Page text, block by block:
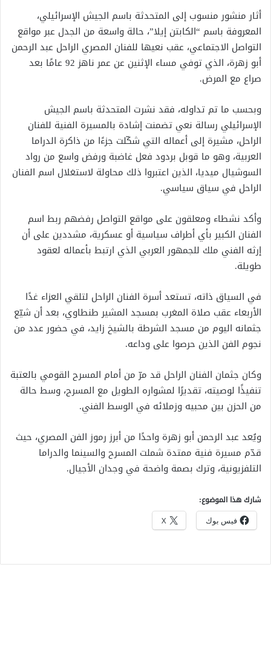
أثار منشور منسوب إلى المتحدثة باسم الجيش الإسرائيلي،
المعروفة باسم “الكابتن إيلا”، حالة واسعة من الجدل عبر مواقع
التواصل الاجتماعي، عقب نعيها للفنان المصري الراحل عبد الرحمن
أبو زهرة، الذي توفي مساء الإثنين عن عمر ناهز 92 عامًا بعد
صراع مع المرض.
وبحسب ما تم تداوله، فقد نشرت المتحدثة باسم الجيش
الإسرائيلي رسالة نعي تضمنت إشادة بالمسيرة الفنية للفنان
الراحل، مشيرة إلى أعماله التي شكّلت جزءًا من ذاكرة الدراما
العربية، وهو ما قوبل بردود فعل غاضبة ورفض واسع من رواد
السوشيال ميديا، الذين اعتبروا ذلك محاولة لاستغلال اسم الفنان
الراحل في سياق سياسي.
وأكد نشطاء ومعلقون على مواقع التواصل رفضهم ربط اسم
الفنان الكبير بأي أطراف سياسية أو عسكرية، مشددين على أن
إرثه الفني ملك للجمهور العربي الذي ارتبط بأعماله لعقود
طويلة.
في السياق ذاته، تستعد أسرة الفنان الراحل لتلقي العزاء غدًا
الأربعاء عقب صلاة المغرب بمسجد المشير طنطاوي، بعد أن شيّع
جثمانه اليوم من مسجد الشرطة بالشيخ زايد، في حضور عدد من
نجوم الفن الذين حرصوا على وداعه.
وكان جثمان الفنان الراحل قد مرّ من أمام المسرح القومي بالعتبة
تنفيذًا لوصيته، تقديرًا لمشواره الطويل مع المسرح، وسط حالة
من الحزن بين محبيه وزملائه في الوسط الفني.
ويُعد عبد الرحمن أبو زهرة واحدًا من أبرز رموز الفن المصري، حيث
قدّم مسيرة فنية ممتدة شملت المسرح والسينما والدراما
التلفزيونية، وترك بصمة واضحة في وجدان الأجيال.
شارك هذا الموضوع:
فيس بوك X